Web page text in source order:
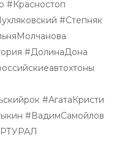
#Красностоп
#Степняк
#ДолинаДона
#АгатаКристи
#ВадимСамойлов